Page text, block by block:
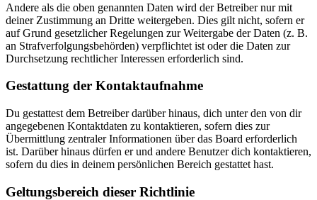
Andere als die oben genannten Daten wird der Betreiber nur mit
deiner Zustimmung an Dritte weitergeben. Dies gilt nicht, sofern er
auf Grund gesetzlicher Regelungen zur Weitergabe der Daten (z. B.
an Strafverfolgungsbehörden) verpflichtet ist oder die Daten zur
Durchsetzung rechtlicher Interessen erforderlich sind.
Gestattung der Kontaktaufnahme
Du gestattest dem Betreiber darüber hinaus, dich unter den von dir
angegebenen Kontaktdaten zu kontaktieren, sofern dies zur
Übermittlung zentraler Informationen über das Board erforderlich
ist. Darüber hinaus dürfen er und andere Benutzer dich kontaktieren,
sofern du dies in deinem persönlichen Bereich gestattet hast.
Geltungsbereich dieser Richtlinie